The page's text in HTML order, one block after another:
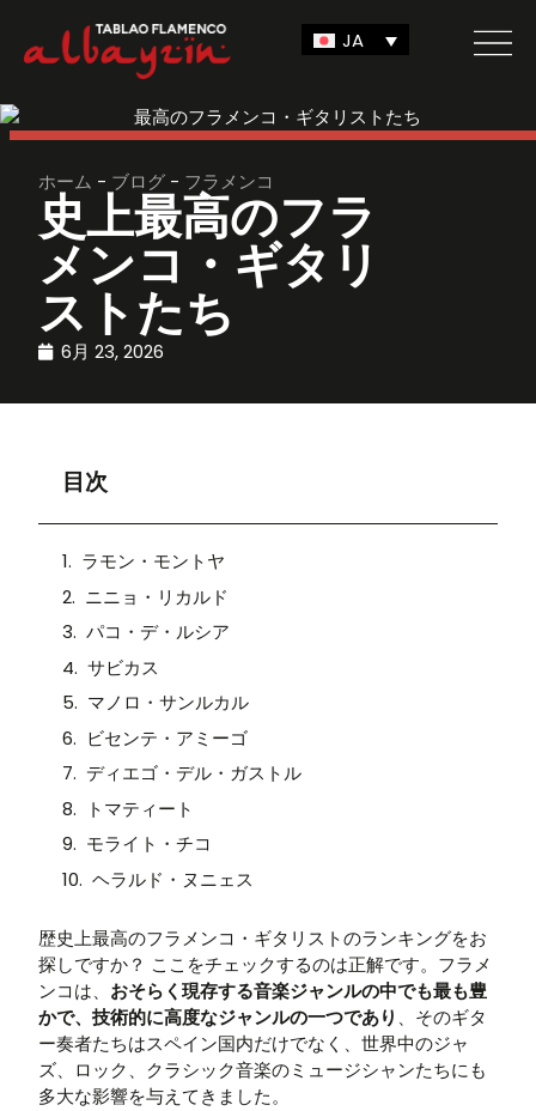
JA
ホーム - ブログ - フラメンコ
史上最高のフラ
メンコ・ギタリ
ストたち
6月 23, 2026
目次
ラモン・モントヤ
ニニョ・リカルド
パコ・デ・ルシア
サビカス
マノロ・サンルカル
ビセンテ・アミーゴ
ディエゴ・デル・ガストル
トマティート
モライト・チコ
ヘラルド・ヌニェス
歴史上最高のフラメンコ・ギタリストのランキングをお
探しですか？ ここをチェックするのは正解です。フラメ
ンコは、 おそらく現存する音楽ジャンルの中でも最も豊
かで、技術的に高度なジャンルの一つであり 、そのギタ
ー奏者たちはスペイン国内だけでなく、世界中のジャ
ズ、ロック、クラシック音楽のミュージシャンたちにも
多大な影響を与えてきました。